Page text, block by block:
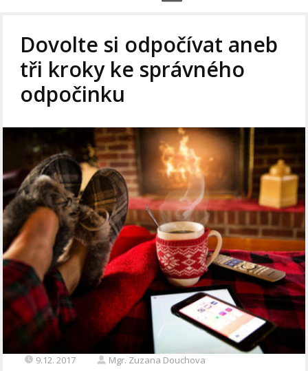
Dovolte si odpočívat aneb
tři kroky ke správného
odpočinku
9.12. 2017 Mgr. Zuzana Douchova